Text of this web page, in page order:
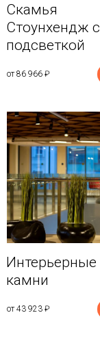
Скамья
Стоунхендж с
подсветкой
от 86 966 ₽
Интерьерные
камни
от 43 923 ₽